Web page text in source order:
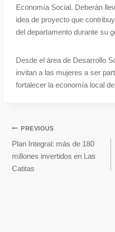
Economía Social. Deberán
idea de proyecto que
del departamento durante su
Desde el área de Desarrollo
invitan a las mujeres a ser
fortalecer la economía local
PREVIOUS
Plan Integral: más de 180
millones invertidos en Las
Catitas